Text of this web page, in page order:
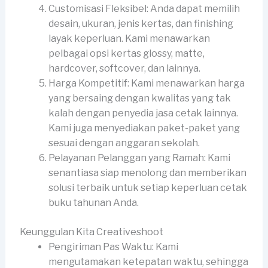
Customisasi Fleksibel: Anda dapat memilih
desain, ukuran, jenis kertas, dan finishing
layak keperluan. Kami menawarkan
pelbagai opsi kertas glossy, matte,
hardcover, softcover, dan lainnya.
Harga Kompetitif: Kami menawarkan harga
yang bersaing dengan kwalitas yang tak
kalah dengan penyedia jasa cetak lainnya.
Kami juga menyediakan paket-paket yang
sesuai dengan anggaran sekolah.
Pelayanan Pelanggan yang Ramah: Kami
senantiasa siap menolong dan memberikan
solusi terbaik untuk setiap keperluan cetak
buku tahunan Anda.
Keunggulan Kita Creativeshoot
Pengiriman Pas Waktu: Kami
mengutamakan ketepatan waktu, sehingga